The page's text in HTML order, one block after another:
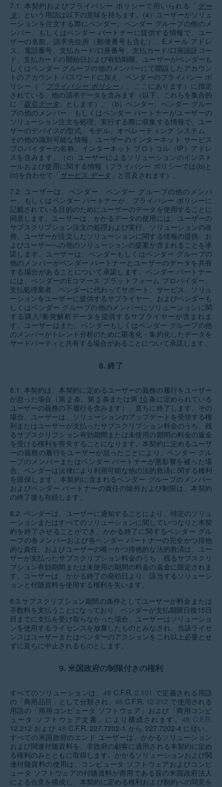
7.1. 本契約およびプライバシー ポリシーで用いられる「 デー
タ 」という用語は以下の意味を持ちます。(a）ユーザーがソリュ
ーションを注文する際にベンダー、ベンダー グループの他のメ
ンバー、もしくはベンダー パートナーに提供する情報で、ユー
ザーの名前、請求先住所（郵便番号も含む）、Eメール アドレ
ス、電話番号、支払カード/口座番号、支払カード/口座認証コー
ド、支払カードの開始日および有効期限、ユーザーがベンダーも
しくはベンダー グループの他のメンバーにて開設したアカウン
トのアカウント パスワードに加え、ベンダーのプライバシー ポ
リシー（「 プライバシー ポリシー 」、 ここ にあります）に指定
されている、他の請求データを含みます（以下、これらを集合的
に「 取引データ 」とします）。（b）ベンダー、ベンダー グルー
プの他のメンバー、もしくはベンダー パートナーがユーザーの
ソリューション注文を処理、実行する際に収集する情報で、ユー
ザーのデバイスの型式、モデル、オペレーティング システム、
その他の識別可能な情報、ユーザーのインターネット サービス
プロバイダーの名称、インターネット プロトコル（IP）アドレ
スを含みます。（c）ユーザーによるソリューションのインスト
ールおよび使用に関する情報（プライバシー ポリシーでは(b)と
(c)を合わせて「 サービス データ 」と言及されます）。
7.2. ユーザーは、ベンダー、ベンダー グループの他のメンバ
ー、もしくはベンダー パートナーが、プライバシー ポリシーに
記載されている目的のためにユーザーのデータを使用することに
同意します。ユーザーは、かかるデータの使用には、ユーザーの
サブスクリプション注文の処理および実行、ソリューションの改
善、ユーザーが注文したソリューションに関する情報の提供、お
よびユーザーへの他のソリューションの提案が含まれることを承
諾します。ユーザーは、ベンダーもしくはベンダー グループの
他のメンバーがベンダー パートナーとユーザーのデータを共有
する場合があることについて承諾します。ベンダー パートナー
には、ベンダーのEコマース プラットフォーム プロバイダー、
支払処理業者、ベンダーに代わってサポート、サービス、ソリュ
ーションをユーザーに提供するサプライヤー、およびベンダーも
しくはベンダー グループの他のメンバーにソリューションに関
する購入/衝突解析データを提供するサプライヤーが含まれま
す。ユーザーはまた、ベンダーもしくはベンダー グループの他
のメンバーがトレンド分析のために匿名化・集約化したデータを
サードパーティと共有する場合があることについて承諾します。
8. 終了
8.1.本契約は、本契約に定めるユーザーの義務の履行をユーザー
が怠った場合（第 2 条、第 5 条または第 10 条に定められている
ユーザーの義務の不履行を含みます）、直ちに終了します。その
場合、ユーザーは、ソリューションのアップデートを受領する権
利またはユーザーが支払ったサブスクリプション料金のうち、残
るサブスクリプション有効期間または未使用の期間の料金の返金
を受ける権利を喪失することになります。本契約に定めるユーザ
ーの義務の履行をユーザーが怠ったことにより、ベンダー グル
ープのメンバーまたはベンダー パートナーが悪影響を被った場
合、ベンダーは法律により利用可能な他の法的救済に関する権利
を留保します。本契約に含まれるベンダー グループのメンバー
およびベンダー パートナーの責任の除外および制限は、本契約
の終了後も存続します。
8.2.ベンダーは、ユーザーに通知することにより、特定のソリュ
ーションまたはすべてのソリューションに関していつなりと本契
約を終了させることができ、かかる終了に関するベンダー グル
ープの各メンバーおよび各ベンダー パートナーの完全かつ排他
的な責任、およびユーザーの唯一かつ排他的な法的救済は、ユー
ザーが支払ったサブスクリプション料金のうち、残るサブスクリ
プション有効期間または未使用の期間の料金の返金に限定されま
す。ユーザーは、かかる終了の発効日より、該当するソリューシ
ョンと付随資料を使用する権利を失います。
8.3.サブスクリプション期間の条件としてユーザーが料金または
手数料を支払うことになっており、ベンダーが支払期限日後15日
目までに支払を受け取らなかった場合、ユーザーはソリューショ
ンを使用するライセンスを放棄したものとみなされ、当該ライセ
ンスはユーザーまたはベンダーのアクションをこれ以上必要とせ
ずに直ちに中止されるものとします。
9. 米国政府の制限付きの権利
すべてのソリューションは、48 C.F.R.2.101 で定義される用語
の「商用品目」として分類され、 48 C.F.R. 12.212 で使用される
用語の「商用コンピュータ ソフトウェア」および「商用コンピ
ュータ ソフトウェア文書」により構成されます。48 C.F.R.
12.212 および 48 C.F.R. 227.7202-1 から 227.7202-4 に従い、
すべての米国政府のエンド ユーザーは、かかるソリューション
および関連付随資料を、非政府の顧客に適用される本契約に定め
る権利のみとともに取得します。かかるソリューションおよび関
連付随資料の使用は、コンピュータ ソフトウェアおよびコンピ
ュータ ソフトウェアの付随資料が商用である旨の米国政府法人
による合意を構成し、本契約に定める権利および制約への同意を